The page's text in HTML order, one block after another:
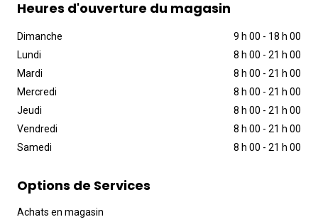
Heures d'ouverture du magasin
Dimanche 9 h 00 - 18 h 00
Lundi
8 h 00 - 21 h 00
Mardi
8 h 00 - 21 h 00
Mercredi
8 h 00 - 21 h 00
Jeudi
8 h 00 - 21 h 00
Vendredi
8 h 00 - 21 h 00
Samedi
8 h 00 - 21 h 00
Options de Services
Achats en magasin